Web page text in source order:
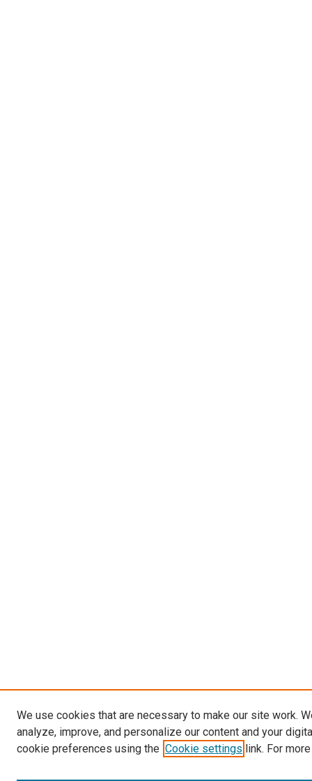
We use cookies that are necessary to make our site work.
analyze, improve, and personalize our content and your
cookie preferences using the Cookie settings link. For